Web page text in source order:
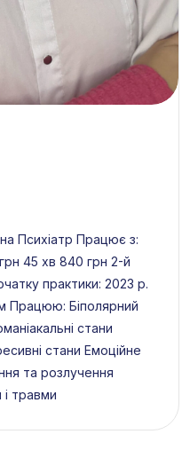
Психіатр Працює з:
грн 45 хв 840 грн 2-й
практики: 2023 р.
Працюю: Біполярний
стани
стани Емоційне
та розлучення
і травми